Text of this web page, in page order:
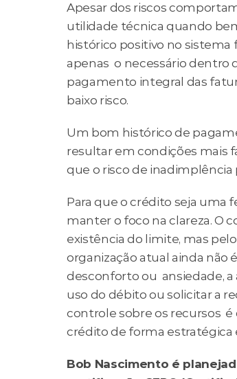
Apesar dos riscos
utilidade técnica quando
histórico positivo no
apenas  o necessário
pagamento integral das
baixo risco.
Um bom histórico de
resultar em condições mais
que o risco de
Para que o crédito seja uma
manter o foco na clareza. O
existência do limite, mas
organização atual ainda não
desconforto ou  ansiedade,
uso do débito ou solicitar a
controle sobre os recursos
crédito de forma estratégica
Bob Nascimento é